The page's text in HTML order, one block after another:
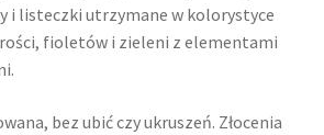
i listeczki utrzymane w kolorystyce
fioletów i zieleni z elementami
bez ubić czy ukruszeń. Złocenia